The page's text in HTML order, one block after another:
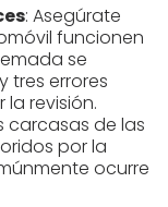
: Asegúrate
funcionen
se
tres errores
revisión.
carcasas de las
por la
ocurre